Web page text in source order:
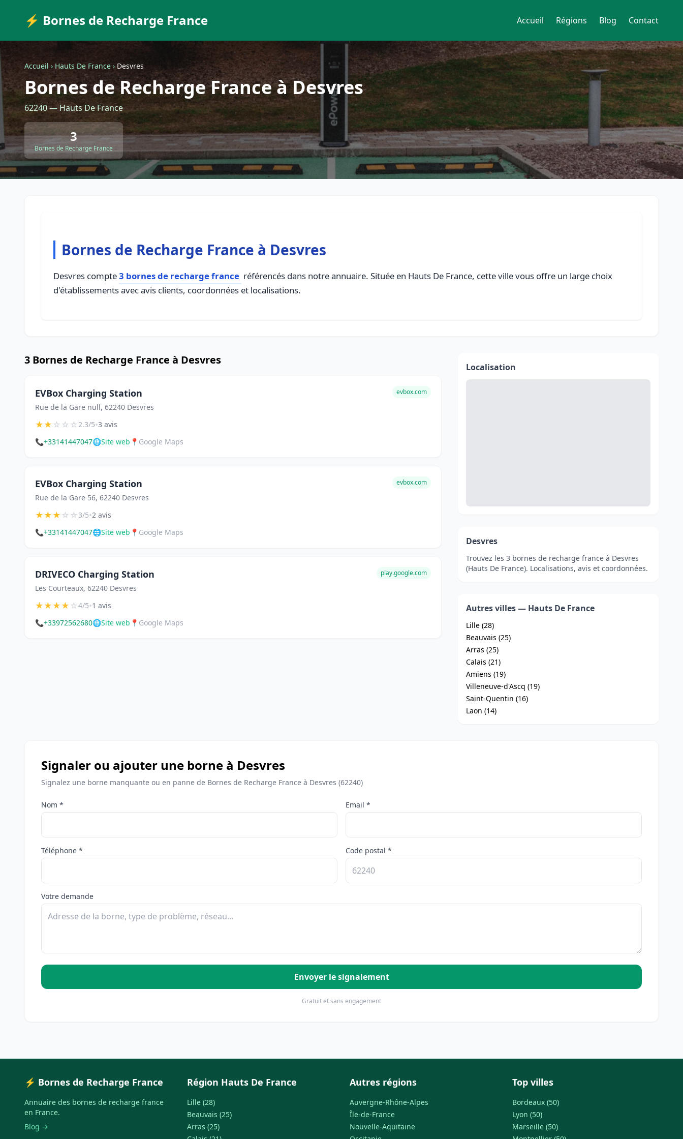
⚡ Bornes de Recharge France Accueil Régions Blog Contact
Accueil › Hauts De France › Desvres
Bornes de Recharge France à Desvres
62240 — Hauts De France
3
Bornes de Recharge France
Bornes de Recharge France à Desvres
Desvres compte3 bornes de recharge france référencés dans notre annuaire. Située en Hauts De France, cette ville vous offre un large choix
d'établissements avec avis clients, coordonnées et localisations.
3 Bornes de Recharge France à Desvres
EVBox Charging Station
Rue de la Gare null, 62240 Desvres
evbox.com
★★☆☆☆2.3/5•3 avis
📞+33141447047🌐Site web 📍 Google Maps
EVBox Charging Station
Rue de la Gare 56, 62240 Desvres
evbox.com
★★★☆☆3/5•2 avis
📞+33141447047🌐Site web 📍 Google Maps
DRIVECO Charging Station
Les Courteaux, 62240 Desvres
play.google.com
★★★★☆4/5•1 avis
📞+33972562680🌐Site web 📍 Google Maps
Localisation
Desvres
Trouvez les 3 bornes de recharge france à Desvres
(Hauts De France). Localisations, avis et coordonnées.
Autres villes — Hauts De France
Lille (28)
Beauvais (25)
Arras (25)
Calais (21)
Amiens (19)
Villeneuve-d'Ascq (19)
Saint-Quentin (16)
Laon (14)
Signaler ou ajouter une borne à Desvres
Signalez une borne manquante ou en panne de Bornes de Recharge France à Desvres (62240)
Nom * Email *
Téléphone * Code postal *
Votre demande
Envoyer le signalement
Gratuit et sans engagement
⚡ Bornes de Recharge France
Annuaire des bornes de recharge france
en France.
Blog →
Région Hauts De France
Lille (28)
Beauvais (25)
Arras (25)
Autres régions
Auvergne-Rhône-Alpes
Île-de-France
Nouvelle-Aquitaine
Top villes
Bordeaux (50)
Lyon (50)
Marseille (50)